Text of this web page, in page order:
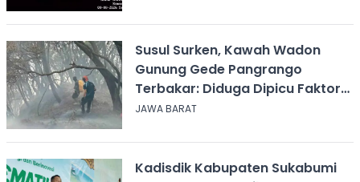
Susul Surken, Kawah Wadon
Gunung Gede Pangrango
Terbakar: Diduga Dipicu Faktor
Alam
JAWA BARAT
Kadisdik Kabupaten Sukabumi